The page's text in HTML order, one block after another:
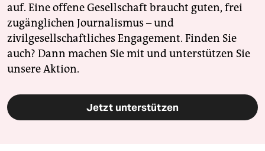
auf. Eine offene Gesellschaft braucht guten, frei
zugänglichen Journalismus – und
zivilgesellschaftliches Engagement. Finden Sie
auch? Dann machen Sie mit und unterstützen Sie
unsere Aktion.
Jetzt unterstützen